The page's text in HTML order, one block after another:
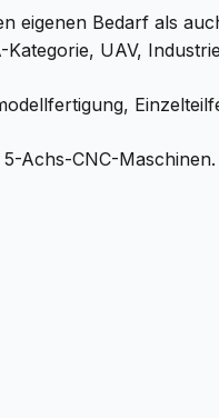
Bedarf als
UAV,
Achs-CNC-